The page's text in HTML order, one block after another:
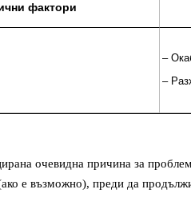
фактори
–
–
очевидна причина за
е възможно), преди да